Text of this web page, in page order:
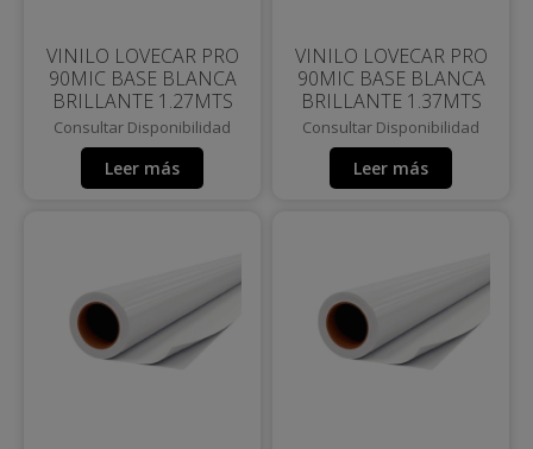
VINILO LOVECAR PRO
90MIC BASE BLANCA
BRILLANTE 1.27MTS
Consultar Disponibilidad
Leer más
VINILO LOVECAR PRO
90MIC BASE BLANCA
BRILLANTE 1.37MTS
Consultar Disponibilidad
Leer más